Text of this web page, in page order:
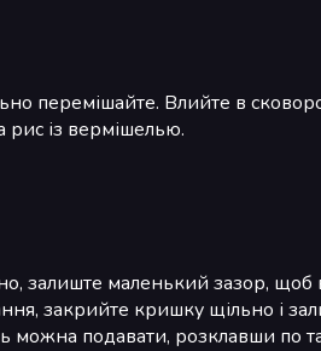
перемішайте. Влийте в
із вермішелью.
залиште маленький зазор, щоб
закрийте кришку щільно і
можна подавати, розклавши по